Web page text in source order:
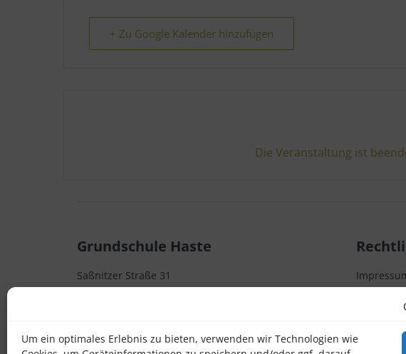
Um ein optimales Erlebnis zu bieten, verwenden wir Technologien wie
+ Zu Google Kalender hinzufügen
Die Veranstaltung ist
Grundschule Haste
Saßnitzer Straße 31